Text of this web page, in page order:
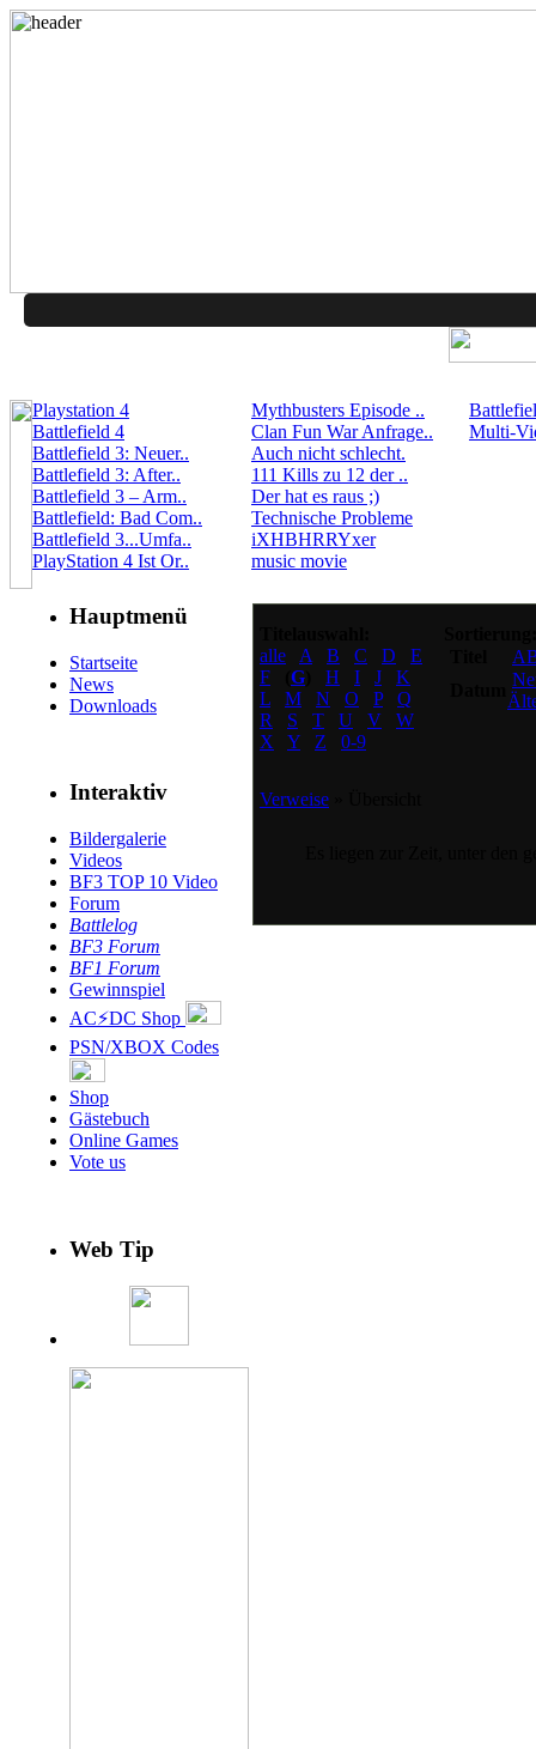
Playstation 4
Battlefield 4
Battlefield 3: Neuer..
Battlefield 3: After..
Battlefield 3 – Arm..
Battlefield: Bad Com..
Battlefield 3...Umfa..
PlayStation 4 Ist Or..
Mythbusters Episode ..
Clan Fun War Anfrage..
Auch nicht schlecht.
111 Kills zu 12 der ..
Der hat es raus ;)
Technische Probleme
iXHBHRRYxer
music movie
Multi-
Hauptmenü
Startseite
News
Downloads
Interaktiv
Bildergalerie
Videos
BF3 TOP 10 Video
Forum
Battlelog
BF3 Forum
BF1 Forum
Gewinnspiel
AC⚡DC Shop
PSN/XBOX Codes
Shop
Gästebuch
Online Games
Vote us
Web Tip
alle
A B C D
E
F
G H I J
K
L
M N O P
Q
R
S T U V
W
X
Y Z 0-9
Verweise